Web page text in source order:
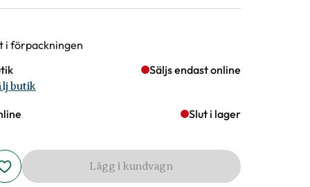
i förpackningen
Säljs endast online
butik
Slut i lager
Lägg i kundvagn